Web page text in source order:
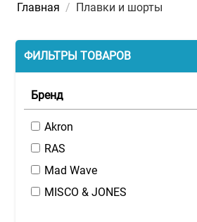
Главная / Плавки и шорты
ФИЛЬТРЫ ТОВАРОВ
Бренд
Akron
RAS
Mad Wave
MISCO & JONES